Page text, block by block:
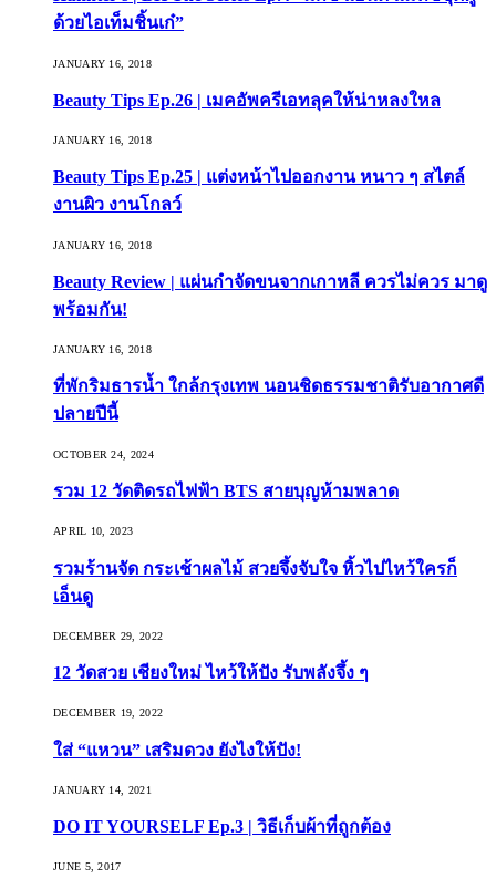
ด้วยไอเท็มชิ้นเก๋”
JANUARY 16, 2018
Beauty Tips Ep.26 | เมคอัพครีเอทลุคให้น่าหลงใหล
JANUARY 16, 2018
Beauty Tips Ep.25 | แต่งหน้าไปออกงาน หนาว ๆ สไตล์
งานผิว งานโกลว์
JANUARY 16, 2018
Beauty Review | แผ่นกำจัดขนจากเกาหลี ควรไม่ควร มาดู
พร้อมกัน!
JANUARY 16, 2018
ที่พักริมธารน้ำ ใกล้กรุงเทพ นอนชิดธรรมชาติรับอากาศดี
ปลายปีนี้
OCTOBER 24, 2024
รวม 12 วัดติดรถไฟฟ้า BTS สายบุญห้ามพลาด
APRIL 10, 2023
รวมร้านจัด กระเช้าผลไม้ สวยจึ้งจับใจ หิ้วไปไหว้ใครก็
เอ็นดู
DECEMBER 29, 2022
12 วัดสวย เชียงใหม่ ไหว้ให้ปัง รับพลังจึ้ง ๆ
DECEMBER 19, 2022
ใส่ “แหวน” เสริมดวง ยังไงให้ปัง!
JANUARY 14, 2021
DO IT YOURSELF Ep.3 | วิธีเก็บผ้าที่ถูกต้อง
JUNE 5, 2017